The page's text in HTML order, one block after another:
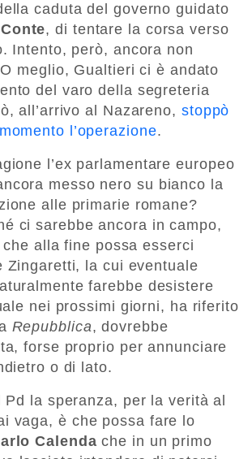
caduta del governo guidato
, di tentare la corsa verso
Intento, però, ancora non
meglio, Gualtieri ci è andato
del varo della segreteria
all’arrivo al Nazareno, stoppò
l’operazione.
l’ex parlamentare europeo
messo nero su bianco la
alle primarie romane?
ci sarebbe ancora in campo,
che alla fine possa esserci
Zingaretti, la cui eventuale
farebbe desistere
nei prossimi giorni, ha riferito
Repubblica, dovrebbe
forse proprio per annunciare
o di lato.
la speranza, per la verità al
vaga, è che possa fare lo
Calendache in un primo